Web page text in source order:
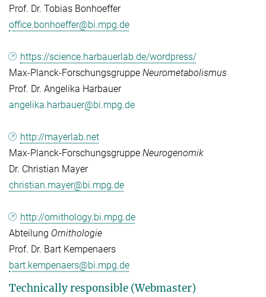
Prof. Dr. Tobias Bonhoeffer
office.bonhoeffer@bi.mpg.de
https://science.harbauerlab.de/wordpress/
Max-Planck-Forschungsgruppe Neurometabolismus
Prof. Dr. Angelika Harbauer
angelika.harbauer@bi.mpg.de
http://mayerlab.net
Max-Planck-Forschungsgruppe Neurogenomik
Dr. Christian Mayer
christian.mayer@bi.mpg.de
http://ornithology.bi.mpg.de
Abteilung Ornithologie
Prof. Dr. Bart Kempenaers
bart.kempenaers@bi.mpg.de
Technically responsible (Webmaster)